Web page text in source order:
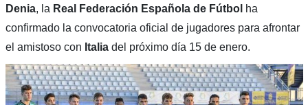
Denia, la Real Federación Española de Fútbol ha
confirmado la convocatoria oficial de jugadores para afrontar
el amistoso con Italia del próximo día 15 de enero.